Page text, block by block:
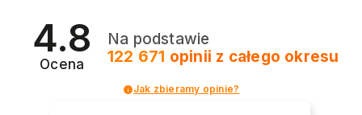
2026? Znajdź inspirację dla swojego manicure!
4.8
Ocena
Na podstawie
122 671 opinii z całego okresu
Jak zbieramy opinie?